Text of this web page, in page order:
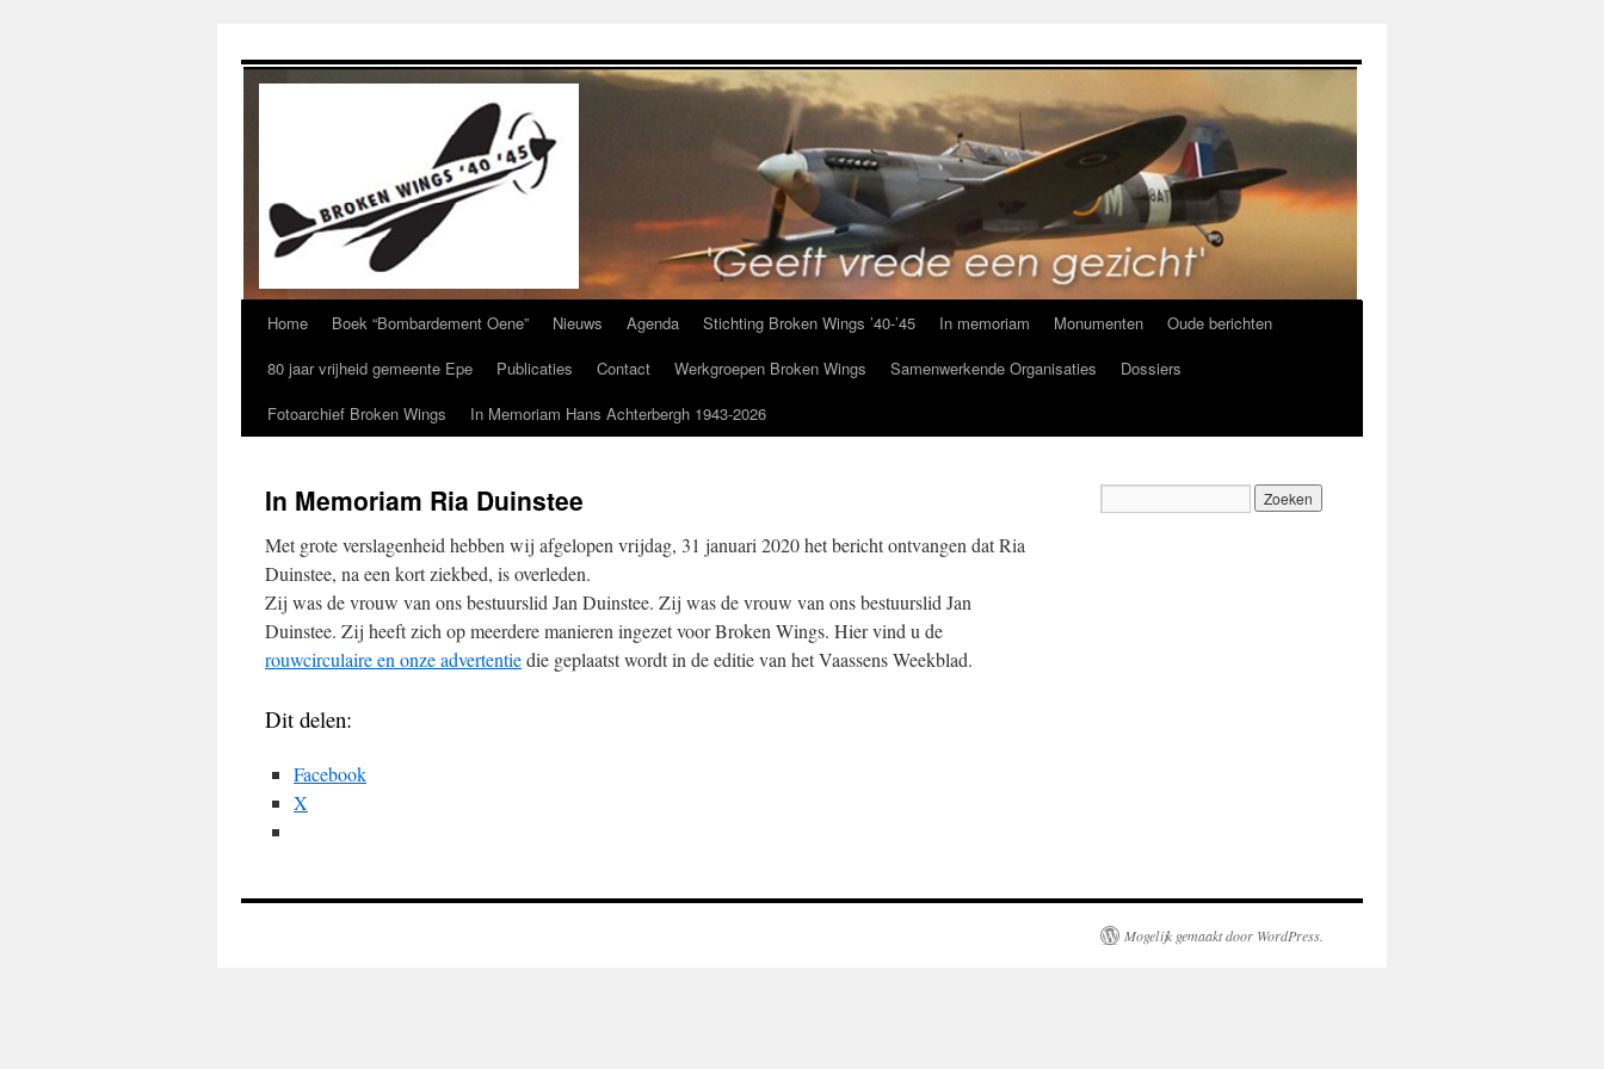
naar
Home Boek “Bombardement Oene” Nieuws Agenda Stichting Broken Wings ’40-’45 In memoriam Monumenten
Oude berichten
80 jaar vrijheid gemeente Epe
Publicaties Contact Werkgroepen Broken Wings Samenwerkende Organisaties
Dossiers
Fotoarchief Broken Wings
In Memoriam Hans Achterbergh 1943-2026
In Memoriam Ria Duinstee
Met grote verslagenheid hebben wij afgelopen vrijdag, 31 januari 2020 het bericht ontvangen dat Ria
Duinstee, na een kort ziekbed, is overleden.
Zij was de vrouw van ons bestuurslid Jan Duinstee. Zij was de vrouw van ons bestuurslid Jan
Duinstee. Zij heeft zich op meerdere manieren ingezet voor Broken Wings. Hier vind u de
rouwcirculaire en onze advertentiedie geplaatst wordt in de editie van het Vaassens Weekblad.
Dit delen:
Facebook
X
Mogelijk gemaakt door WordPress.